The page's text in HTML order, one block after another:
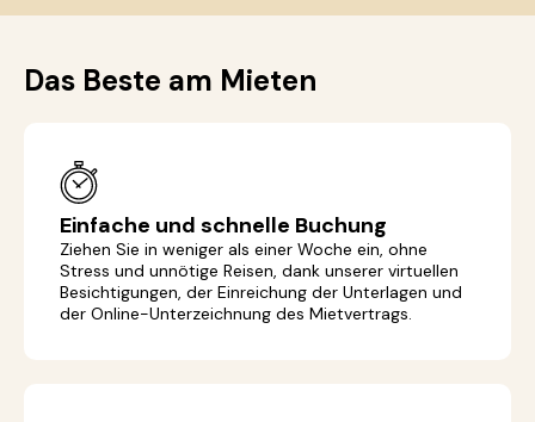
Das Beste am Mieten
Einfache und schnelle Buchung
Ziehen Sie in weniger als einer Woche ein, ohne
Stress und unnötige Reisen, dank unserer virtuellen
Besichtigungen, der Einreichung der Unterlagen und
der Online-Unterzeichnung des Mietvertrags.